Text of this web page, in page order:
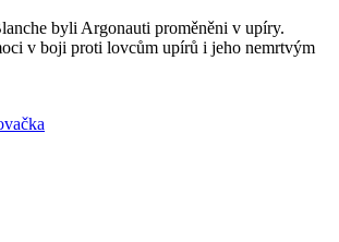
byli Argonauti proměněni v upíry.
v boji proti lovcům upírů i jeho nemrtvým